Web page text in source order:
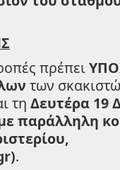
πρέπει
των
τη Δευτέρα 19
παράλληλη
.